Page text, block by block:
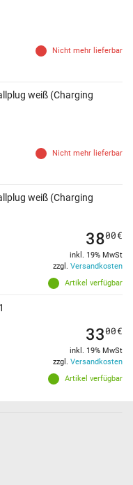
Nicht mehr lieferbar
weiß (Charging
Nicht mehr lieferbar
weiß (Charging
Artikel verfügbar
3800€
inkl. 19% MwSt
zzgl. Versandkosten
Artikel verfügbar
3300€
inkl. 19% MwSt
zzgl. Versandkosten